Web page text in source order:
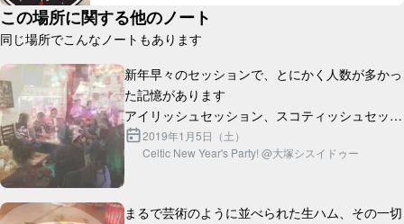
この場所に関する他のノート
同じ場所でこんなノートもあります
新年早々のセッションで、とにかく人数が多かっ
た記憶があります
アイリッシュセッション、スコティッシュセッシ
ョン、歌、ダンス、オープンマイク...大ボリュー
ムの新年会でした
2019年1月5日（土）
Celtic New Year's Party! @大塚シスイドゥー
まるで芸術のように並べられた生ハム、その一切